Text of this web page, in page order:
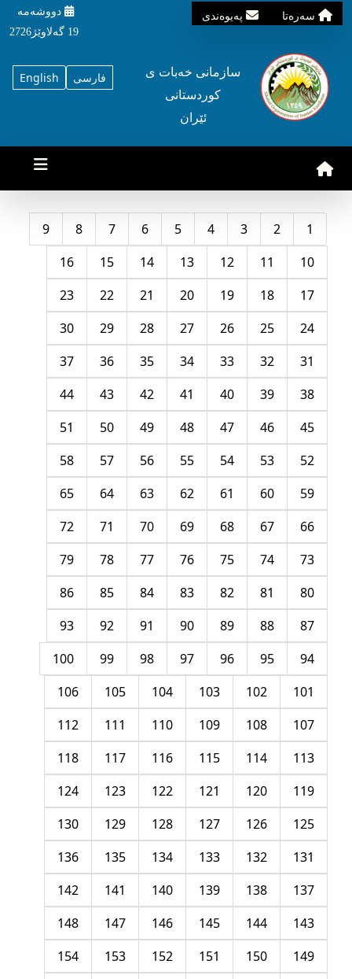
سه‌ره‌تا په‌یوه‌ندی
دووشه‌مه‌‌
19 گه‌لاوێژ2726
English فارسی
سازمانی خه‌بات ی
کوردستانی
ئێران
1
2
3
4
5
6
7
8
9
10
11
12
13
14
15
16
17
18
19
20
21
22
23
24
25
26
27
28
29
30
31
32
33
34
35
36
37
38
39
40
41
42
43
44
45
46
47
48
49
50
51
52
53
54
55
56
57
58
59
60
61
62
63
64
65
66
67
68
69
70
71
72
73
74
75
76
77
78
79
80
81
82
83
84
85
86
87
88
89
90
91
92
93
94
95
96
97
98
99
100
101
102
103
104
105
106
107
108
109
110
111
112
113
114
115
116
117
118
119
120
121
122
123
124
125
126
127
128
129
130
131
132
133
134
135
136
137
138
139
140
141
142
143
144
145
146
147
148
149
150
151
152
153
154